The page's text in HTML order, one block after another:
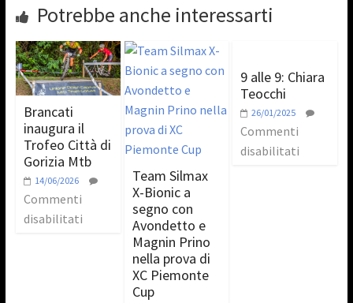
Potrebbe anche interessarti
Brancati
inaugura il
Trofeo Città di
Gorizia Mtb
14/06/2026
Commenti
disabilitati
Team Silmax
X-Bionic a
segno con
Avondetto e
Magnin Prino
nella prova di
XC Piemonte
Cup
9 alle 9: Chiara
Teocchi
26/01/2025
Commenti
disabilitati